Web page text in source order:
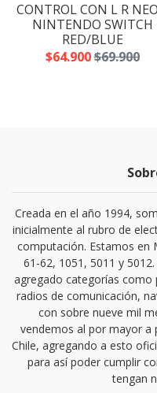
CONTROL CON L R
NINTENDO SWITCH
RED/BLUE
$64.900$69.900
Creada en el año 1994,
inicialmente al rubro de
computación. Estamos en
61-62, 1051, 5011 y
agregado categorías como
radios de comunicación,
con sobre nueve mil
vendemos al por mayor a
Chile, agregando a esto
para así poder cumplir
tengan